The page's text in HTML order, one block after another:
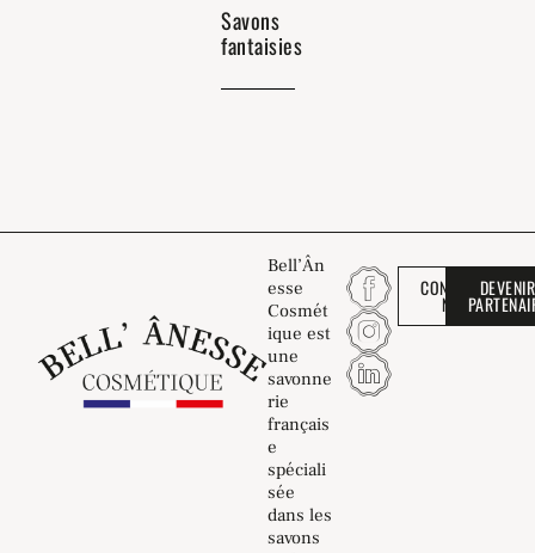
Savons
fantaisies
Bell’Ân
esse
Cosmét
ique est
une
savonne
rie
français
e
spéciali
sée
dans les
savons
CONTACTEZ-
NOUS
DEVENIR